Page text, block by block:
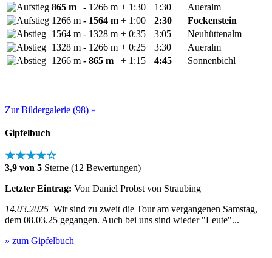
865 m
- 1266 m + 1:30 1:30
Aueralm
1266 m - 1564 m + 1:00 2:30
Fockenstein
1564 m - 1328 m + 0:35 3:05
Neuhüttenalm
1328 m - 1266 m + 0:25 3:30
Aueralm
1266 m - 865 m + 1:15 4:45 Sonnenbichl
Zur Bildergalerie (98) »
Gipfelbuch
★★★★☆
3,9 von 5 Sterne (12 Bewertungen)
Letzter Eintrag: Von Daniel Probst von Straubing
14.03.2025 Wir sind zu zweit die Tour am vergangenen Samstag,
dem 08.03.25 gegangen. Auch bei uns sind wieder "Leute"...
» zum Gipfelbuch